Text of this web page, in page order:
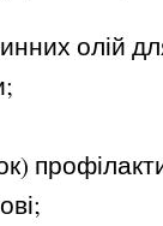
олій